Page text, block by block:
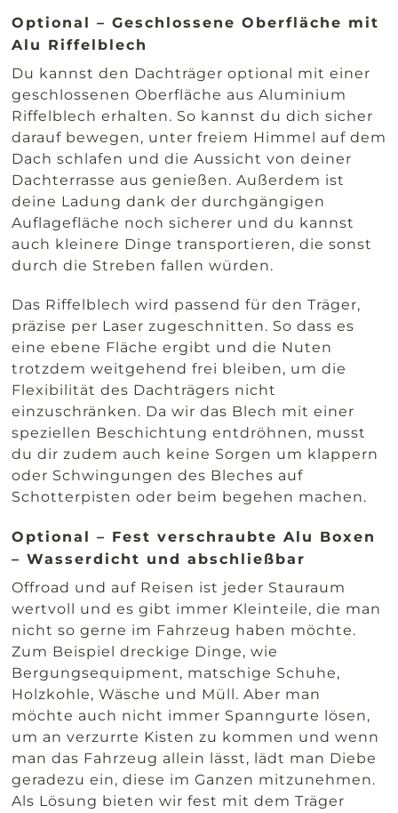
Optional – Geschlossene Oberfläche mit
Alu Riffelblech
Du kannst den Dachträger optional mit einer
geschlossenen Oberfläche aus Aluminium
Riffelblech erhalten. So kannst du dich sicher
darauf bewegen, unter freiem Himmel auf dem
Dach schlafen und die Aussicht von deiner
Dachterrasse aus genießen. Außerdem ist
deine Ladung dank der durchgängigen
Auflagefläche noch sicherer und du kannst
auch kleinere Dinge transportieren, die sonst
durch die Streben fallen würden.
Das Riffelblech wird passend für den Träger,
präzise per Laser zugeschnitten. So dass es
eine ebene Fläche ergibt und die Nuten
trotzdem weitgehend frei bleiben, um die
Flexibilität des Dachträgers nicht
einzuschränken. Da wir das Blech mit einer
speziellen Beschichtung entdröhnen, musst
du dir zudem auch keine Sorgen um klappern
oder Schwingungen des Bleches auf
Schotterpisten oder beim begehen machen.
Optional – Fest verschraubte Alu Boxen
– Wasserdicht und abschließbar
Offroad und auf Reisen ist jeder Stauraum
wertvoll und es gibt immer Kleinteile, die man
nicht so gerne im Fahrzeug haben möchte.
Zum Beispiel dreckige Dinge, wie
Bergungsequipment, matschige Schuhe,
Holzkohle, Wäsche und Müll. Aber man
möchte auch nicht immer Spanngurte lösen,
um an verzurrte Kisten zu kommen und wenn
man das Fahrzeug allein lässt, lädt man Diebe
geradezu ein, diese im Ganzen mitzunehmen.
Als Lösung bieten wir fest mit dem Träger